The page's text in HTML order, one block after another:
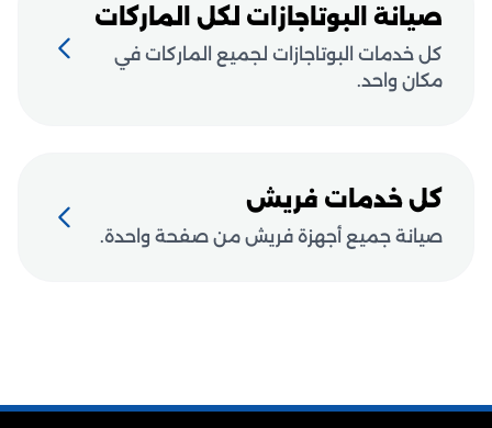
صيانة البوتاجازات لكل الماركات
كل خدمات البوتاجازات لجميع الماركات في
مكان واحد.
كل خدمات فريش
صيانة جميع أجهزة فريش من صفحة واحدة.